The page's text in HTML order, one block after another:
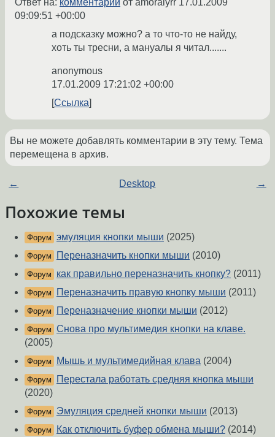
Ответ на: комментарий от amoralyrr 17.01.2009
09:09:51 +00:00
а подсказку можно? а то что-то не найду,
хоть ты тресни, а мануалы я читал.......
anonymous
17.01.2009 17:21:02 +00:00
Ссылка
Вы не можете добавлять комментарии в эту тему. Тема
перемещена в архив.
← Desktop →
Похожие темы
Форум эмуляция кнопки мыши (2025)
Форум Переназначить кнопки мыши (2010)
Форум как правильно переназначить кнопку? (2011)
Форум Переназначить правую кнопку мыши (2011)
Форум Переназначение кнопки мыши (2012)
Форум Снова про мультимедия кнопки на клаве.
(2005)
Форум Мышь и мультимедийная клава (2004)
Форум
Перестала работать средняя кнопка мыши
(2020)
Форум Эмуляция средней кнопки мыши (2013)
Форум Как отключить буфер обмена мыши? (2014)